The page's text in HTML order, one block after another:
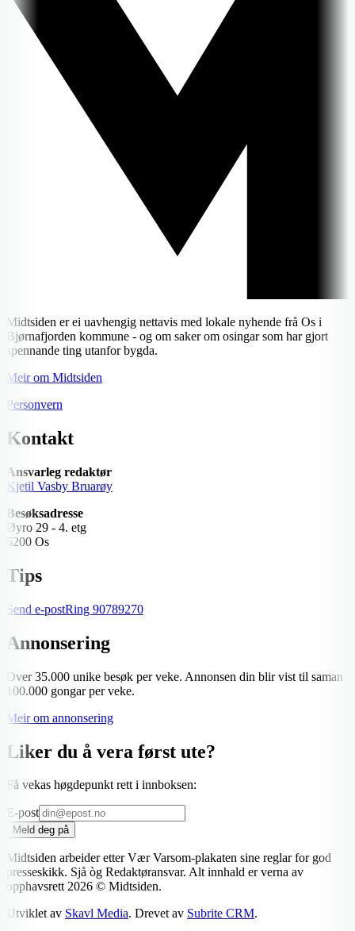
Midtsiden er ei uavhengig nettavis med lokale nyhende frå Os i
Bjørnafjorden kommune - og om saker om osingar som har gjort
spennande ting utanfor bygda.
Meir om Midtsiden
Personvern
Kontakt
Ansvarleg redaktør
Kjetil Vasby Bruarøy
Besøksadresse
Øyro 29 - 4. etg
5200 Os
Tips
Send e-postRing 90789270
Annonsering
Over 35.000 unike besøk per veke. Annonsen din blir vist til saman
100.000 gongar per veke.
Meir om annonsering
Liker du å vera først ute?
Få vekas høgdepunkt rett i innboksen:
E-post
Meld deg på
Midtsiden arbeider etter Vær Varsom-plakaten sine reglar for god
presseskikk. Sjå òg Redaktøransvar. Alt innhald er verna av
opphavsrett2026 © Midtsiden.
Utviklet av Skavl Media. Drevet av Subrite CRM.